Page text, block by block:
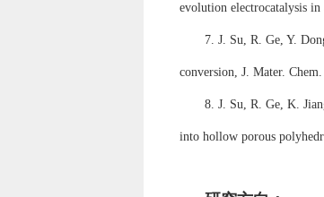
evolution electrocatalysis
7. J. Su, R. Ge, Y.
conversion, J. Mater.
8. J. Su, R. Ge, K.
into hollow porous